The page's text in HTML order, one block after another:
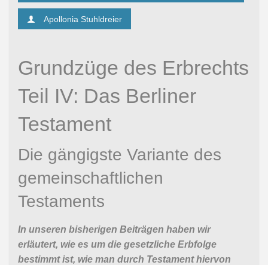
Apollonia Stuhldreier
Grundzüge des Erbrechts
Teil IV: Das Berliner
Testament
Die gängigste Variante des
gemeinschaftlichen
Testaments
In unseren bisherigen Beiträgen haben wir
erläutert, wie es um die gesetzliche Erbfolge
bestimmt ist, wie man durch Testament hiervon